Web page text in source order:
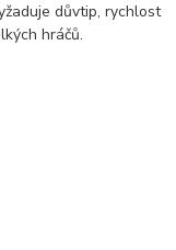
důvtip, rychlost
hráčů.